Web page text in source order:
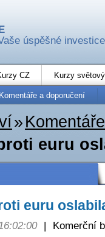
úspěšné investice
CZ Kurzy
Komentáře a doporučení
»
euru
euru
|
Komerční